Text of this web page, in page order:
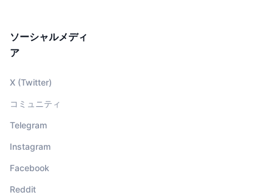
ソーシャルメディ
ア
X (Twitter)
コミュニティ
Telegram
Instagram
Facebook
Reddit